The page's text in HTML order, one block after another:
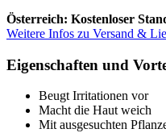
Österreich: Kostenloser
Weitere Infos zu Versand &
Eigenschaften und
Beugt Irritationen vor
Macht die Haut weich
Mit ausgesuchten